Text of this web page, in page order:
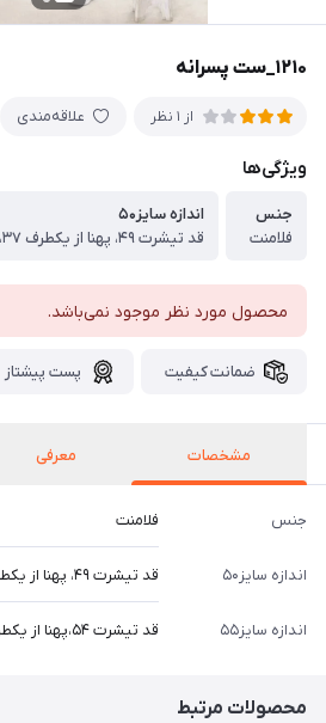
۱۲۱۰_ست پسرانه
از 1 نظر علاقه‌مندی
ویژگی‌ها
جنس
فلامنت
اندازه سایز۵۰
محصول مورد نظر موجود نمی‌باشد.
ضمانت کیفیت پست پیشتاز
مشخصات معرفی
جنس فلامنت
اندازه سایز۵۰ قد تیشرت ۴۹، پهنا از یکطرف ۳۷، قد شلوارک ۴۱ سانت
اندازه سایز۵۵ قد تیشرت ۵۴،پهنا از یکطرف ۴۰، قد شلوارک ۴۵ سانت
محصولات مرتبط